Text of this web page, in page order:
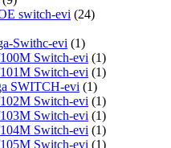
switch-evi (24)
Swithc-evi (1)
Switch-evi (1)
Switch-evi (1)
SWITCH-evi (1)
Switch-evi (1)
Switch-evi (1)
Switch-evi (1)
Switch-evi (1)